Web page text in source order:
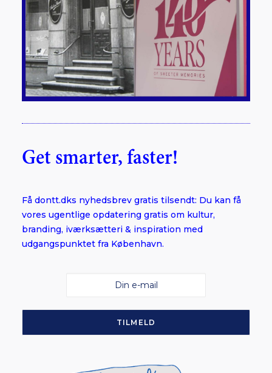
Get smarter, faster!
Få dontt.dks nyhedsbrev gratis tilsendt: Du kan få
vores ugentlige opdatering gratis om kultur,
branding, iværksætteri & inspiration med
udgangspunktet fra København.